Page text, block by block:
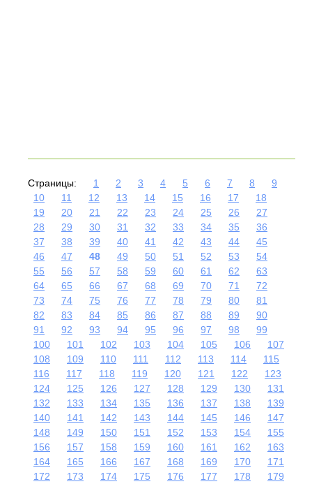
Страницы: 1 2 3 4 5 6 7 8
9
10
11 12 13 14 15 16 17
18
19
20 21 22 23 24 25 26
27
28
29 30 31 32 33 34 35
36
37
38 39 40 41 42 43 44
45
46
47 48 49 50 51 52 53
54
55
56 57 58 59 60 61 62
63
64
65 66 67 68 69 70 71
72
73
74 75 76 77 78 79 80
81
82
83 84 85 86 87 88 89
90
91
92 93 94 95 96 97 98
99
100
101 102 103 104 105 106
107
108
109 110 111 112 113 114
115
116
117 118 119 120 121 122
123
124
125 126 127 128 129 130
131
132
133 134 135 136 137 138
139
140
141 142 143 144 145 146
147
148
149 150 151 152 153 154
155
156
157 158 159 160 161 162
163
164
165 166 167 168 169 170
171
172
173 174 175 176 177 178
179